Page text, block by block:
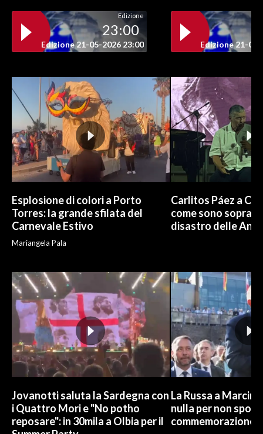
SPIAGGE
STORE
Edizione
23:00
Edizione 21-05-2026 23:00 Edizione 21-05-
Esplosione di colori a Porto
Torres: la grande sfilata del
Carnevale Estivo
Mariangela Pala
Carlitos Páez a
come sono
disastro delle
Jovanotti saluta la Sardegna con
i Quattro Mori e "No potho
reposare": in 30mila a Olbia per il
La Russa a
nulla per non
commemorazione